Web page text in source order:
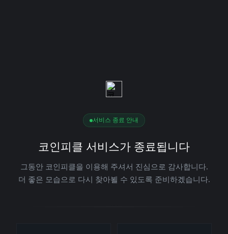
서비스 종료 안내
코인피클 서비스가 종료됩니다
그동안 코인피클을 이용해 주셔서 진심으로 감사합니다.
더 좋은 모습으로 다시 찾아뵐 수 있도록 준비하겠습니다.